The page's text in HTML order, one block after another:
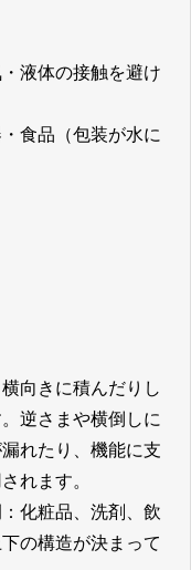
液体の接触を避け
食品（包装が水に
向きに積んだりし
逆さまや横倒しに
れたり、機能に支
れます。
化粧品、洗剤、飲
の構造が決まって